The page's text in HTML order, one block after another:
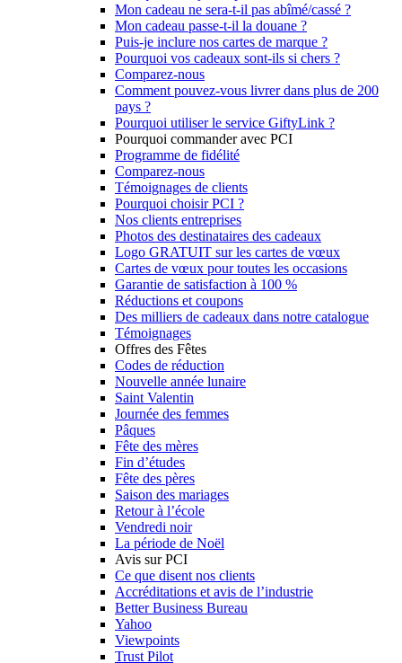
Mon cadeau ne sera-t-il pas abîmé/cassé ?
Mon cadeau passe-t-il la douane ?
Puis-je inclure nos cartes de marque ?
Pourquoi vos cadeaux sont-ils si chers ?
Comparez-nous
Comment pouvez-vous livrer dans plus de 200
pays ?
Pourquoi utiliser le service GiftyLink ?
Pourquoi commander avec PCI
Programme de fidélité
Comparez-nous
Témoignages de clients
Pourquoi choisir PCI ?
Nos clients entreprises
Photos des destinataires des cadeaux
Logo GRATUIT sur les cartes de vœux
Cartes de vœux pour toutes les occasions
Garantie de satisfaction à 100 %
Réductions et coupons
Des milliers de cadeaux dans notre catalogue
Témoignages
Offres des Fêtes
Codes de réduction
Nouvelle année lunaire
Saint Valentin
Journée des femmes
Pâques
Fête des mères
Fin d’études
Fête des pères
Saison des mariages
Retour à l’école
Vendredi noir
La période de Noël
Avis sur PCI
Ce que disent nos clients
Accréditations et avis de l’industrie
Better Business Bureau
Yahoo
Viewpoints
Trust Pilot